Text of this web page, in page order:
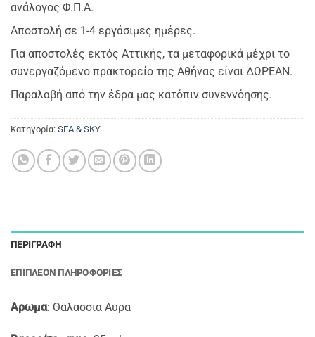
ανάλογος Φ.Π.Α.
Αποστολή σε 1-4 εργάσιμες ημέρες.
Για αποστολές εκτός Αττικής, τα μεταφορικά μέχρι το
συνεργαζόμενο πρακτορείο της Αθήνας είναι ΔΩΡΕΑΝ.
Παραλαβή από την έδρα μας κατόπιν συνεννόησης.
Κατηγορία: SEA & SKY
ΠΕΡΙΓΡΑΦΉ
ΕΠΙΠΛΈΟΝ ΠΛΗΡΟΦΟΡΊΕΣ
Αρωμα: Θαλασσια Αυρα